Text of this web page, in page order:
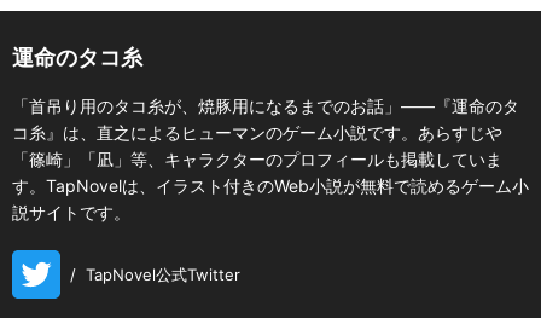
運命のタコ糸
「首吊り用のタコ糸が、焼豚用になるまでのお話」――『運命のタ
コ糸』は、直之によるヒューマンのゲーム小説です。あらすじや
「篠崎」「凪」等、キャラクターのプロフィールも掲載していま
す。TapNovelは、イラスト付きのWeb小説が無料で読めるゲーム小
説サイトです。
/ TapNovel公式Twitter